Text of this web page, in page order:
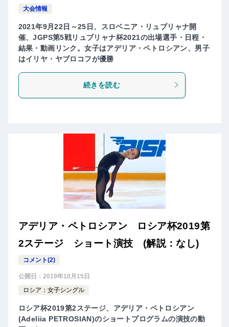
大会情報
2021年9月22日～25日、スロベニア・リュブリャナ開
催、JGPS第5戦リュブリャナ杯2021の出場選手・日程・
結果・動画リンク。女子はアデリア・ペトロシアン、男子
はイリヤ・ヤブロコフが優勝
続きを読む
アデリア・ペトロシアン ロシア杯2019第
2ステージ ショート演技 (解説：なし)
コメント(2)
公開日： 2019年10月15日
ロシア：女子シングル
ロシア杯2019第2ステージ、アデリア・ペトロシアン
(Adeliia PETROSIAN)のショートプログラムの演技の動